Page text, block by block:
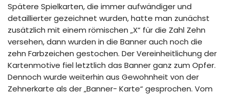
Spätere Spielkarten, die immer aufwändiger und
detaillierter gezeichnet wurden, hatte man zunächst
zusätzlich mit einem römischen „X“ für die Zahl Zehn
versehen, dann wurden in die Banner auch noch die
zehn Farbzeichen gestochen. Der Vereinheitlichung der
Kartenmotive fiel letztlich das Banner ganz zum Opfer.
Dennoch wurde weiterhin aus Gewohnheit von der
Zehnerkarte als der „Banner- Karte“ gesprochen. Vom